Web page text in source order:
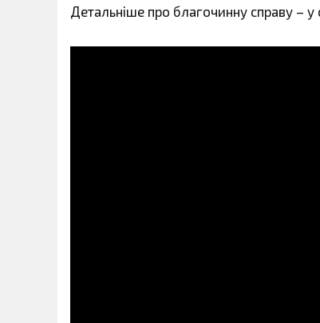
Детальніше про благочинну справу – у